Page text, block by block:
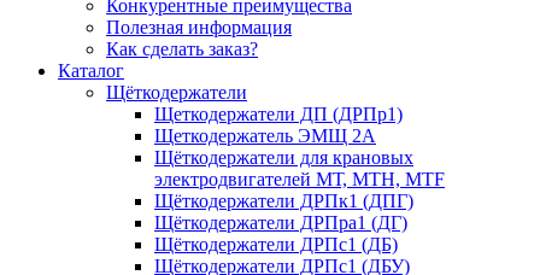
Конкурентные преимущества
Полезная информация
Как сделать заказ?
Каталог
Щёткодержатели
Щеткодержатели ДП (ДРПр1)
Щеткодержатель ЭМЩ 2А
Щёткодержатели для крановых
электродвигателей МТ, МТН, МТF
Щёткодержатели ДРПк1 (ДПГ)
Щёткодержатели ДРПра1 (ДГ)
Щёткодержатели ДРПс1 (ДБ)
Щёткодержатели ДРПс1 (ДБУ)